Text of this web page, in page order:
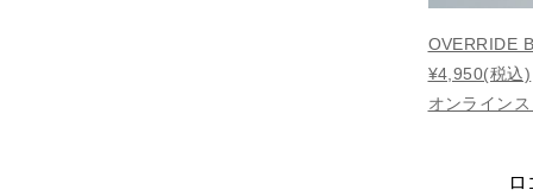
OVERRIDE
¥4,950(税込)
オンライン